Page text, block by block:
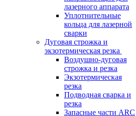
лазерного аппарата
Уплотнительные
кольца для лазерной
сварки
Дуговая строжка и
экзотермическая резка
Воздушно-дуговая
строжка и резка
Экзотермическая
резка
Подводная сварка и
резка
Запасные части ARC